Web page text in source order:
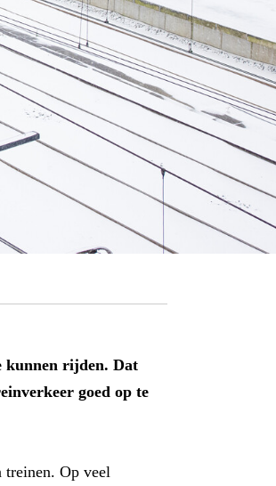
kunnen rijden. Dat
goed op te
treinen. Op veel